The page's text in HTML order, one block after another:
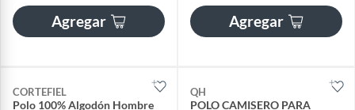
Agregar Agregar
CORTEFIEL
Polo 100% Algodón Hombre
QH
POLO CAMISERO PARA